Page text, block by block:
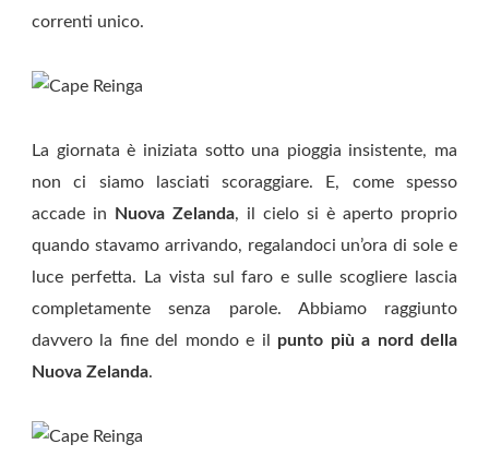
correnti unico.
La giornata è iniziata sotto una pioggia insistente, ma
non ci siamo lasciati scoraggiare. E, come spesso
accade in
Nuova Zelanda, il cielo si è aperto proprio
quando stavamo arrivando, regalandoci un’ora di sole e
luce perfetta. La vista sul faro e sulle scogliere lascia
completamente senza parole. Abbiamo raggiunto
davvero la fine del mondo e il punto più a nord della
Nuova Zelanda.